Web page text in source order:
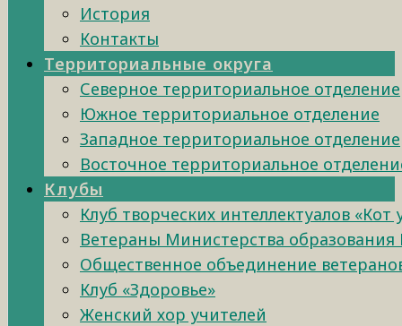
История
Контакты
Территориальные округа
Северное территориальное отделение
Южное территориальное отделение
Западное территориальное отделение
Восточное территориальное
Клубы
Клуб творческих интеллектуалов «Кот
Ветераны Министерства образования
Общественное объединение
Клуб «Здоровье»
Женский хор учителей